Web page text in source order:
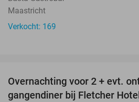
Maastricht
Verkocht: 169
Overnachting voor 2 + evt.
gangendiner bij Fletcher